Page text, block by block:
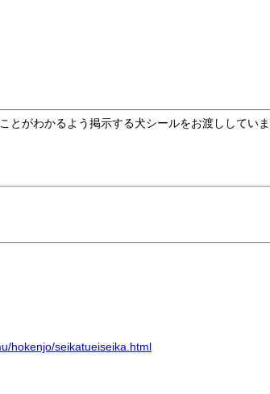
がわかるよう掲示する犬シールをお渡ししてい
hokenjo/seikatueiseika.html